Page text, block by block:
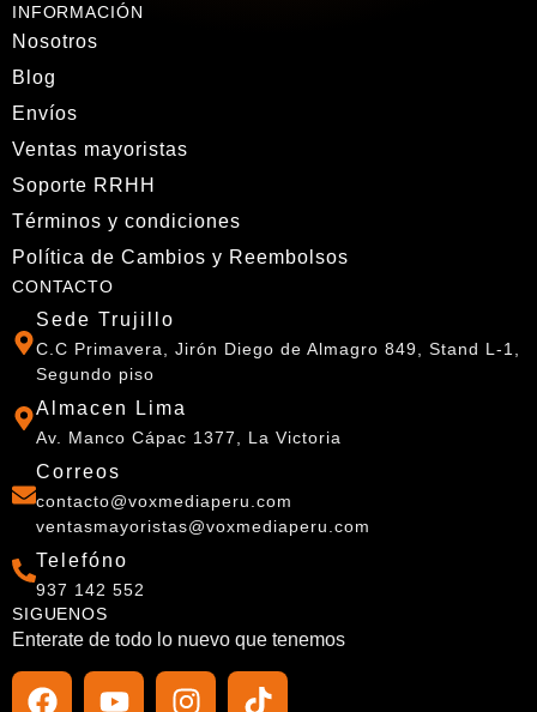
INFORMACIÓN
Nosotros
Blog
Envíos
Ventas mayoristas
Soporte RRHH
Términos y condiciones
Política de Cambios y Reembolsos
CONTACTO
Sede Trujillo
C.C Primavera, Jirón Diego de Almagro 849, Stand L-1,
Segundo piso
Almacen Lima
Av. Manco Cápac 1377, La Victoria
Correos
contacto@voxmediaperu.com
ventasmayoristas@voxmediaperu.com
Telefóno
937 142 552
SIGUENOS
Enterate de todo lo nuevo que tenemos